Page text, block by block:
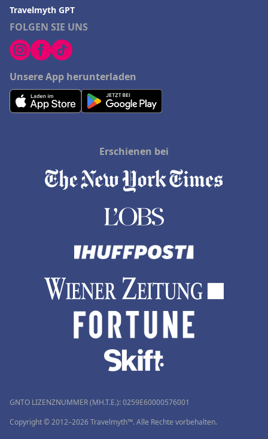
FOLGEN SIE UNS
Unsere App herunterladen
Travelmyth GPT
Erschienen bei
GNTO LIZENZNUMMER (MH.T.E.): 0259Ε60000576001
Copyright © 2012–2026 Travelmyth™. Alle Rechte vorbehalten.